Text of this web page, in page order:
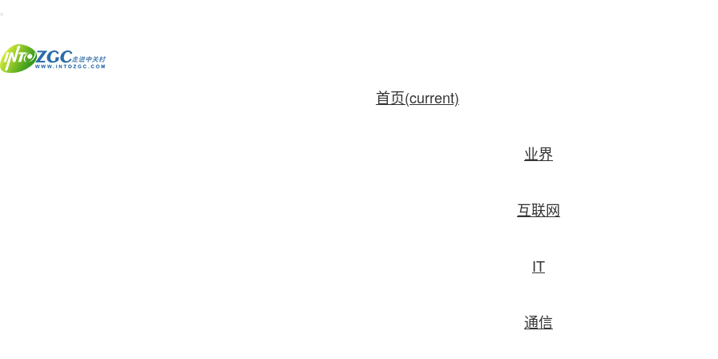
首页(current)
业界
互联网
IT
通信